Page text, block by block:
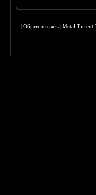
|Обратная связь |Metal Torrent